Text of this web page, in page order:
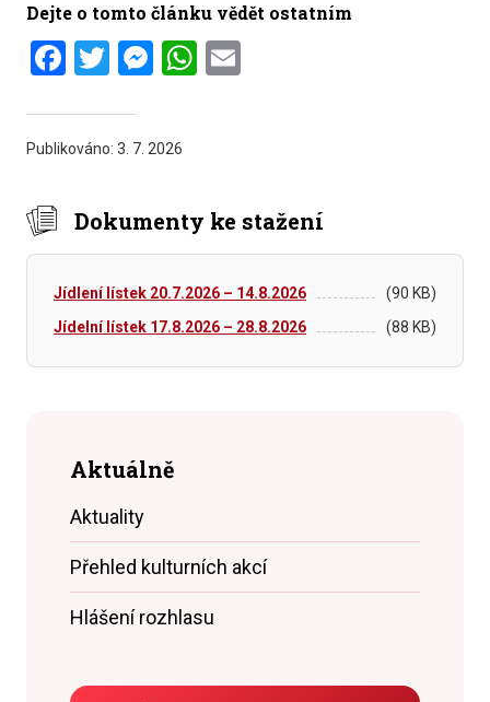
Dejte o tomto článku vědět ostatním
Facebook
Twitter
Messenger
WhatsApp
Publikováno: 3. 7. 2026
Dokumenty ke stažení
Jídlení lístek 20.7.2026 – 14.8.2026
(90 KB)
Jídelní lístek 17.8.2026 – 28.8.2026
(88 KB)
Aktuálně
Aktuality
Přehled kulturních akcí
Hlášení rozhlasu